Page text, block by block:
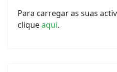
Para carregar as suas
cliqueaqui.